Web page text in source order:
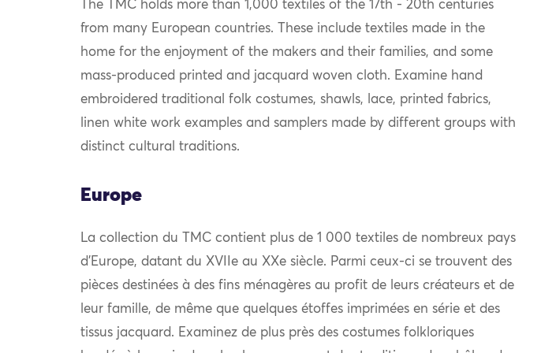
The TMC holds more than 1,000 textiles of the 17th - 20th centuries
from many European countries. These include textiles made in the
home for the enjoyment of the makers and their families, and some
mass-produced printed and jacquard woven cloth. Examine hand
embroidered traditional folk costumes, shawls, lace, printed fabrics,
linen white work examples and samplers made by different groups with
distinct cultural traditions.
Europe
La collection du TMC contient plus de 1 000 textiles de nombreux pays
d’Europe, datant du XVIIe au XXe siècle. Parmi ceux-ci se trouvent des
pièces destinées à des fins ménagères au profit de leurs créateurs et de
leur famille, de même que quelques étoffes imprimées en série et des
tissus jacquard. Examinez de plus près des costumes folkloriques